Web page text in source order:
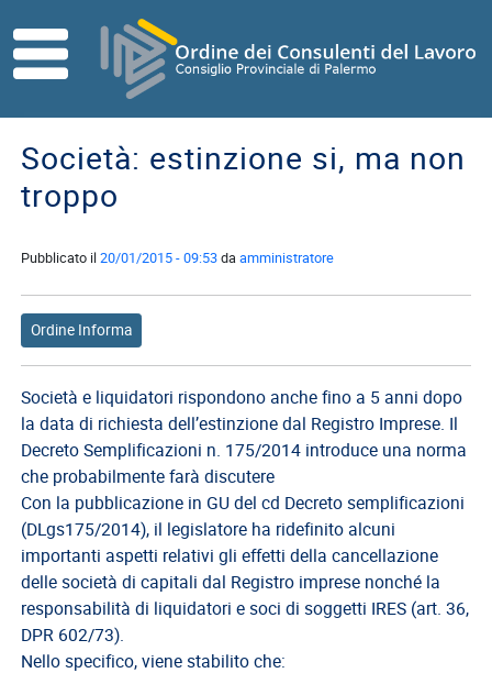
HOME
Direttivo
Consiglio
Disciplina
Contatti
Commissioni
Referenti
ISCRITTI
I
Consulenti
del
Lavoro
Ricerca
Iscritti
Modulistica
Società: estinzione si, ma non
troppo
Pubblicato il20/01/2015 - 09:53daamministratore
Ordine Informa
Società e liquidatori rispondono anche fino a 5 anni dopo
la data di richiesta dell’estinzione dal Registro Imprese. Il
Decreto Semplificazioni n. 175/2014 introduce una norma
che probabilmente farà discutere
Con la pubblicazione in GU del cd Decreto semplificazioni
(DLgs175/2014), il legislatore ha ridefinito alcuni
importanti aspetti relativi gli effetti della cancellazione
delle società di capitali dal Registro imprese nonché la
responsabilità di liquidatori e soci di soggetti IRES (art. 36,
DPR 602/73).
Nello specifico, viene stabilito che: